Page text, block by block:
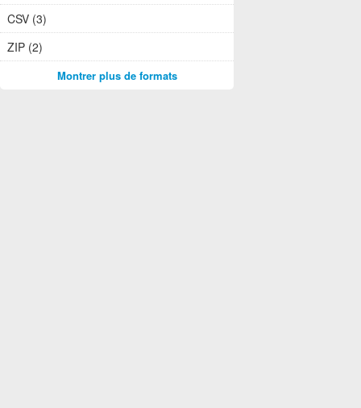
CSV (3)
ZIP (2)
Montrer plus de formats